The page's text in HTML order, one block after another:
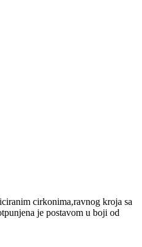
cirkonima,ravnog kroja sa
je postavom u boji od